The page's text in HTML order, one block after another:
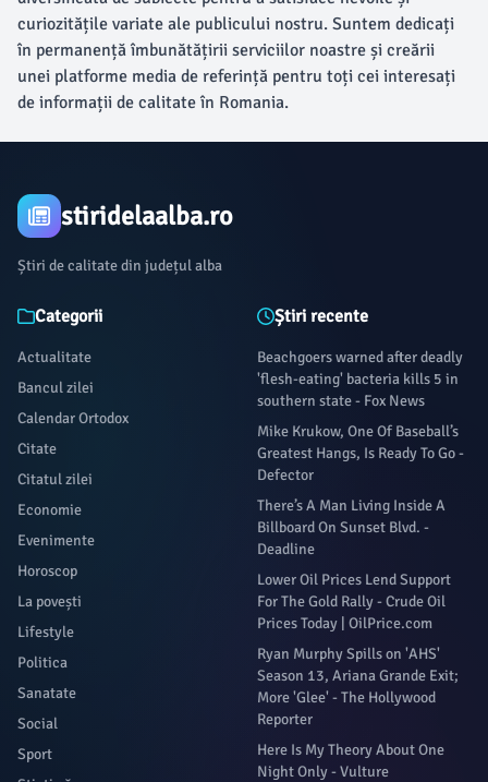
curiozitățile variate ale publicului nostru. Suntem dedicați
în permanență îmbunătățirii serviciilor noastre și creării
unei platforme media de referință pentru toți cei interesați
de informații de calitate în Romania.
stiridelaalba.ro
Știri de calitate din județul alba
Categorii
Actualitate
Bancul zilei
Calendar Ortodox
Citate
Citatul zilei
Economie
Evenimente
Horoscop
La povești
Lifestyle
Politica
Sanatate
Social
Sport
Știri recente
Beachgoers warned after deadly
'flesh-eating' bacteria kills 5 in
southern state - Fox News
Mike Krukow, One Of Baseball’s
Greatest Hangs, Is Ready To Go -
Defector
There’s A Man Living Inside A
Billboard On Sunset Blvd. -
Deadline
Lower Oil Prices Lend Support
For The Gold Rally - Crude Oil
Prices Today | OilPrice.com
Ryan Murphy Spills on 'AHS'
Season 13, Ariana Grande Exit;
More 'Glee' - The Hollywood
Reporter
Here Is My Theory About One
Night Only - Vulture